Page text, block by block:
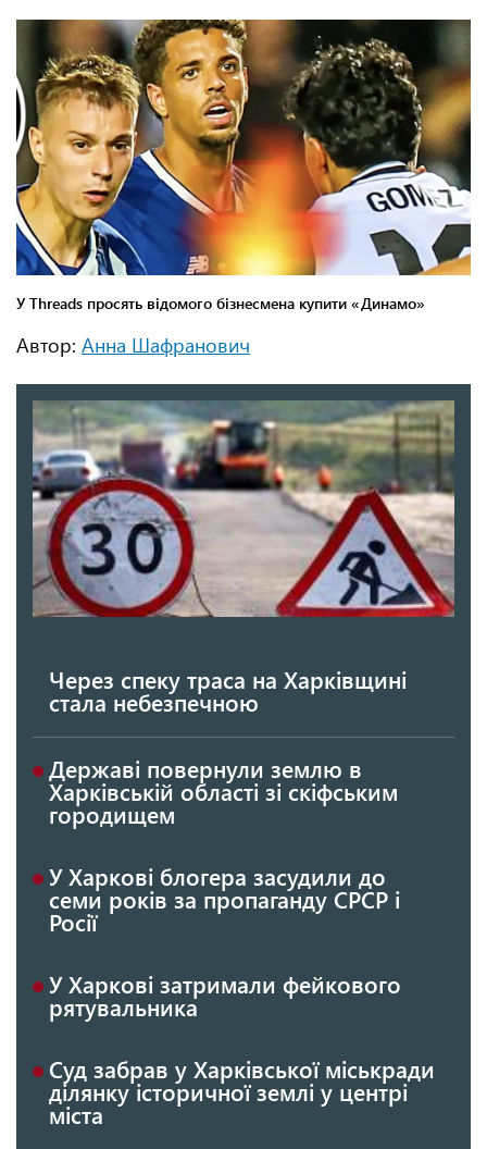
Автор: Анна Шафранович
Через спеку траса на Харківщині
стала небезпечною
Державі повернули землю в
Харківській області зі скіфським
городищем
У Харкові блогера засудили до
семи років за пропаганду СРСР і
Росії
У Харкові затримали фейкового
рятувальника
Суд забрав у Харківської міськради
ділянку історичної землі у центрі
міста